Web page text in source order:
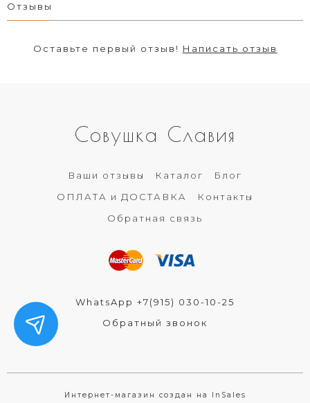
Отзывы
Оставьте первый отзыв! Написать отзыв
Совушка Славия
Ваши отзывы Каталог
Блог
ОПЛАТА и ДОСТАВКА
Контакты
Обратная связь
WhatsApp +7(915) 030-10-25
Обратный звонок
Интернет-магазин создан на InSales